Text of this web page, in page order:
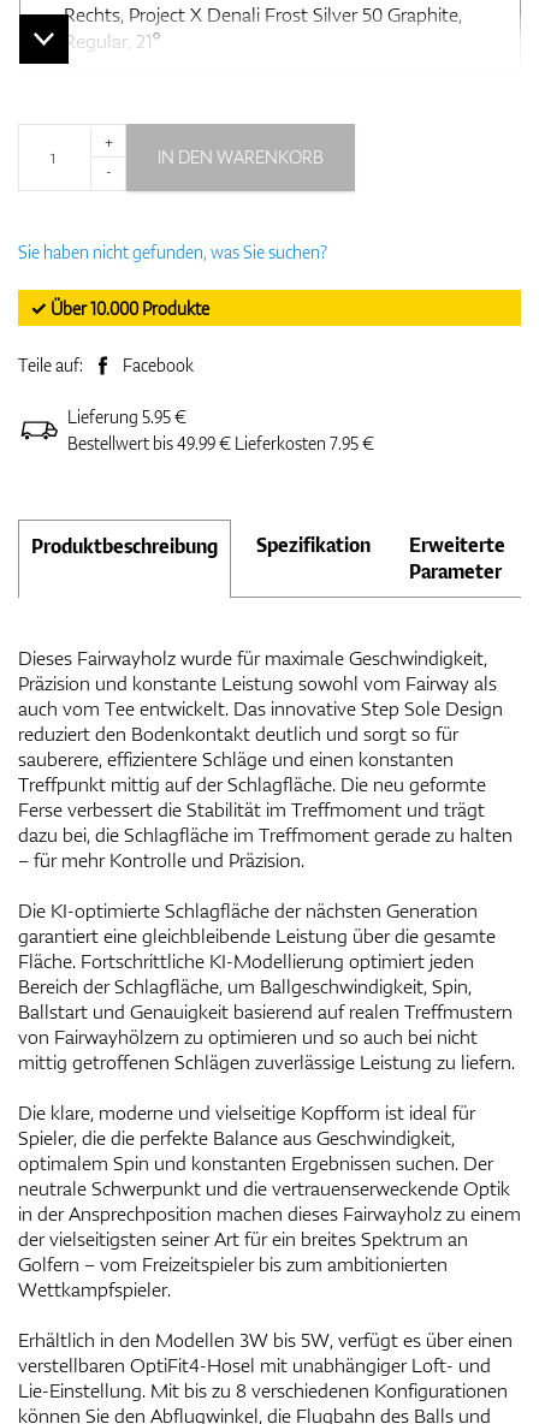
Rechts, Project X Denali Frost Silver 50 Graphite,
Regular, 21°
+
-
IN DEN WARENKORB
Sie haben nicht gefunden, was Sie suchen?
✓ Über 10.000 Produkte
Teile auf: Facebook
Lieferung 5.95 €
Bestellwert bis 49.99 € Lieferkosten 7.95 €
Produktbeschreibung Spezifikation
Erweiterte
Parameter
Dieses Fairwayholz wurde für maximale Geschwindigkeit,
Präzision und konstante Leistung sowohl vom Fairway als
auch vom Tee entwickelt. Das innovative Step Sole Design
reduziert den Bodenkontakt deutlich und sorgt so für
sauberere, effizientere Schläge und einen konstanten
Treffpunkt mittig auf der Schlagfläche. Die neu geformte
Ferse verbessert die Stabilität im Treffmoment und trägt
dazu bei, die Schlagfläche im Treffmoment gerade zu halten
– für mehr Kontrolle und Präzision.
Die KI-optimierte Schlagfläche der nächsten Generation
garantiert eine gleichbleibende Leistung über die gesamte
Fläche. Fortschrittliche KI-Modellierung optimiert jeden
Bereich der Schlagfläche, um Ballgeschwindigkeit, Spin,
Ballstart und Genauigkeit basierend auf realen Treffmustern
von Fairwayhölzern zu optimieren und so auch bei nicht
mittig getroffenen Schlägen zuverlässige Leistung zu liefern.
Die klare, moderne und vielseitige Kopfform ist ideal für
Spieler, die die perfekte Balance aus Geschwindigkeit,
optimalem Spin und konstanten Ergebnissen suchen. Der
neutrale Schwerpunkt und die vertrauenserweckende Optik
in der Ansprechposition machen dieses Fairwayholz zu einem
der vielseitigsten seiner Art für ein breites Spektrum an
Golfern – vom Freizeitspieler bis zum ambitionierten
Wettkampfspieler.
Erhältlich in den Modellen 3W bis 5W, verfügt es über einen
verstellbaren OptiFit4-Hosel mit unabhängiger Loft- und
Lie-Einstellung. Mit bis zu 8 verschiedenen Konfigurationen
können Sie den Abflugwinkel, die Flugbahn des Balls und